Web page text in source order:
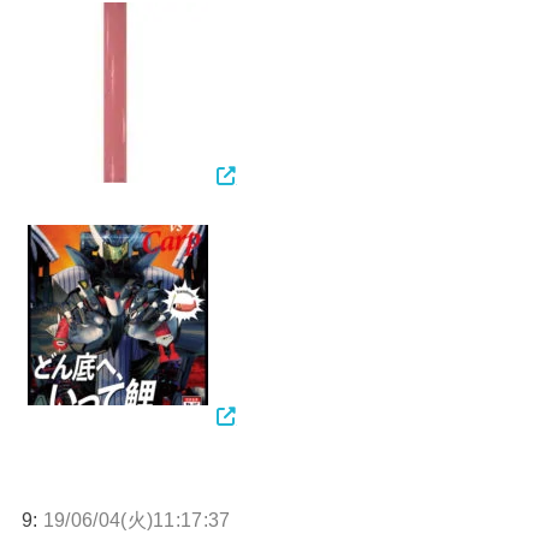
9: 19/06/04(火)11:17:37